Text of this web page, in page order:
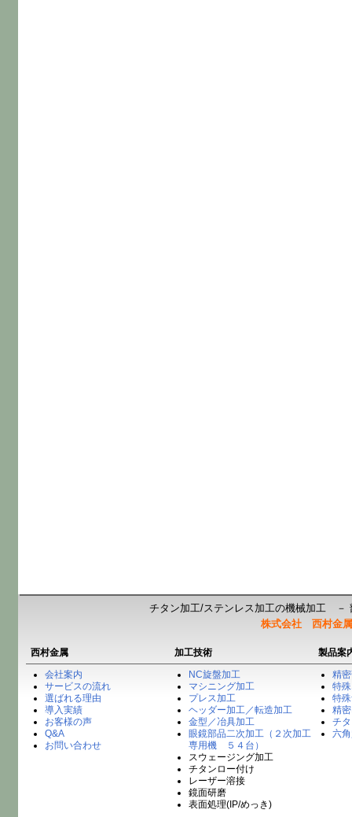
チタン加工/ステンレス加工の機械加工 －
株式会社 西村金
西村金属
会社案内
サービスの流れ
選ばれる理由
導入実績
お客様の声
Q&A
お問い合わせ
加工技術
NC旋盤加工
マシニング加工
プレス加工
ヘッダー加工／転造加工
金型／冶具加工
眼鏡部品二次加工（２次加工
専用機 ５４台）
スウェージング加工
チタンロー付け
レーザー溶接
鏡面研磨
表面処理(IP/めっき)
製品案
精
特
特
精
チ
六